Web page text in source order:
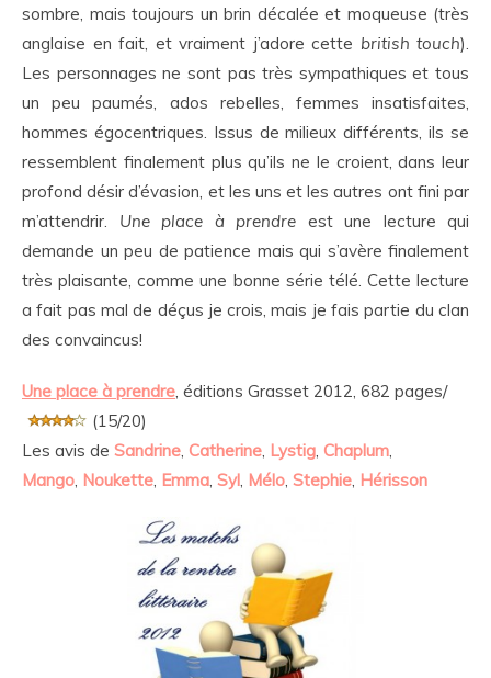
sombre, mais toujours un brin décalée et moqueuse (très
anglaise en fait, et vraiment j’adore cette british touch).
Les personnages ne sont pas très sympathiques et tous
un peu paumés, ados rebelles, femmes insatisfaites,
hommes égocentriques. Issus de milieux différents, ils se
ressemblent finalement plus qu’ils ne le croient, dans leur
profond désir d’évasion, et les uns et les autres ont fini par
m’attendrir. Une place à prendre est une lecture qui
demande un peu de patience mais qui s’avère finalement
très plaisante, comme une bonne série télé. Cette lecture
a fait pas mal de déçus je crois, mais je fais partie du clan
des convaincus!
Une place à prendre, éditions Grasset 2012, 682 pages/
(15/20)
Les avis de Sandrine, Catherine, Lystig, Chaplum,
Mango, Noukette, Emma, Syl, Mélo, Stephie, Hérisson